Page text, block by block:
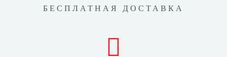
БЕСПЛАТНАЯ ДОСТАВКА